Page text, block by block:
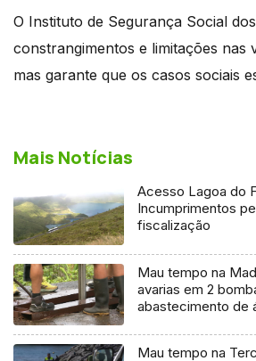
O Instituto de Segurança Social
constrangimentos e limitações nas
mas garante que os casos sociais
Mais Notícias
Acesso Lagoa do
Incumprimentos
fiscalização
Mau tempo na
avarias em 2
abastecimento de
Mau tempo na